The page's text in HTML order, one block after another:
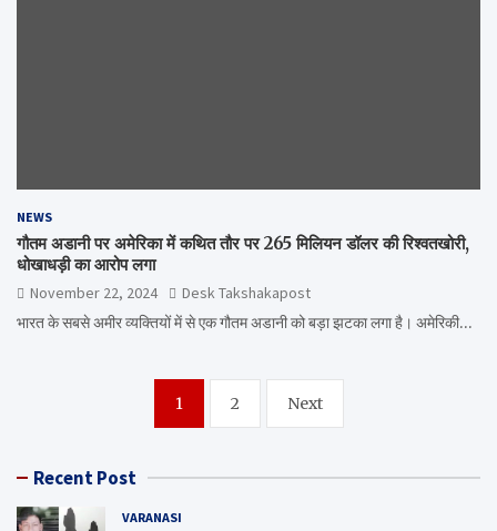
NEWS
गौतम अडानी पर अमेरिका में कथित तौर पर 265 मिलियन डॉलर की रिश्वतखोरी,
धोखाधड़ी का आरोप लगा
November 22, 2024
Desk Takshakapost
भारत के सबसे अमीर व्यक्तियों में से एक गौतम अडानी को बड़ा झटका लगा है। अमेरिकी…
navigation
1 2 Next
Recent Post
VARANASI